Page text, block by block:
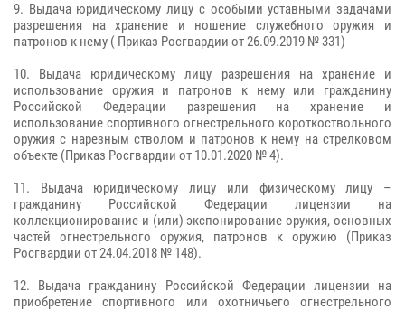
9. Выдача юридическому лицу с особыми уставными задачами
разрешения на хранение и ношение служебного оружия и
патронов к нему ( Приказ Росгвардии от 26.09.2019 № 331)
10. Выдача юридическому лицу разрешения на хранение и
использование оружия и патронов к нему или гражданину
Российской Федерации разрешения на хранение и
использование спортивного огнестрельного короткоствольного
оружия с нарезным стволом и патронов к нему на стрелковом
объекте (Приказ Росгвардии от 10.01.2020 № 4).
11. Выдача юридическому лицу или физическому лицу –
гражданину Российской Федерации лицензии на
коллекционирование и (или) экспонирование оружия, основных
частей огнестрельного оружия, патронов к оружию (Приказ
Росгвардии от 24.04.2018 № 148).
12. Выдача гражданину Российской Федерации лицензии на
приобретение спортивного или охотничьего огнестрельного